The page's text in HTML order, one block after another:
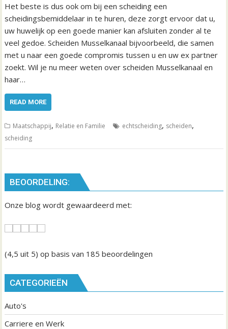
Het beste is dus ook om bij een scheiding een
scheidingsbemiddelaar in te huren, deze zorgt ervoor dat u,
uw huwelijk op een goede manier kan afsluiten zonder al te
veel gedoe. Scheiden Musselkanaal bijvoorbeeld, die samen
met u naar een goede compromis tussen u en uw ex partner
zoekt. Wil je nu meer weten over scheiden Musselkanaal en
haar…
READ MORE
Maatschappij, Relatie en Familie echtscheiding, scheiden,
scheiding
BEOORDELING:
Onze blog wordt gewaardeerd met:
(4,5 uit 5) op basis van 185 beoordelingen
CATEGORIEËN
Auto's
Carriere en Werk